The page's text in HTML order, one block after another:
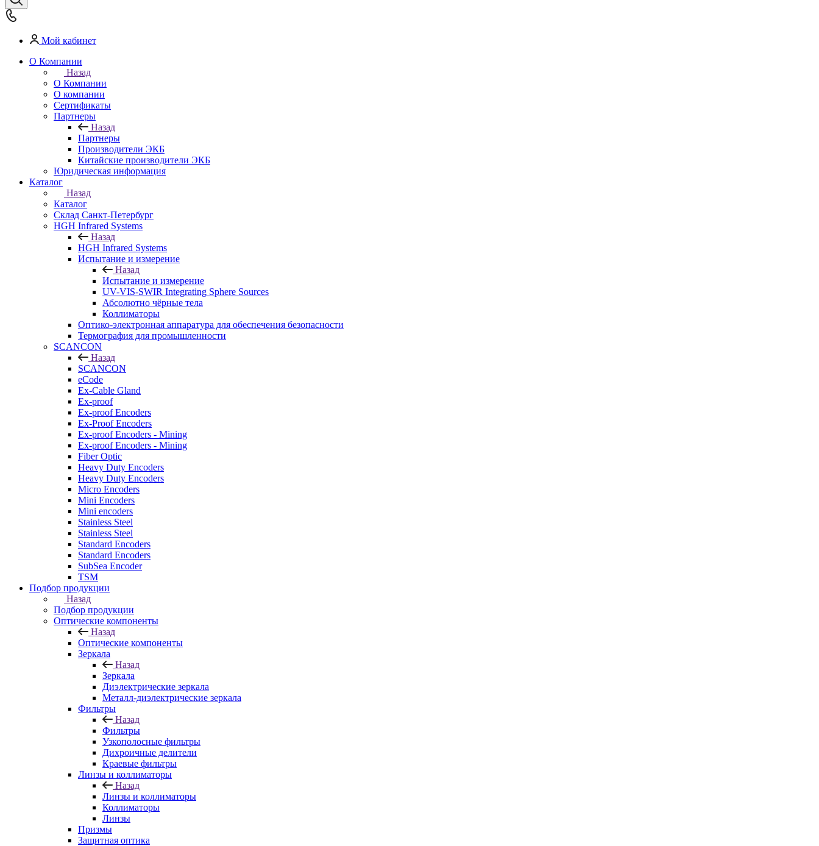
Мой кабинет
О Компании
Назад
О Компании
О компании
Сертификаты
Партнеры
Назад
Партнеры
Производители ЭКБ
Китайские производители ЭКБ
Юридическая информация
Каталог
Назад
Каталог
Cклад Санкт-Петербург
HGH Infrared Systems
Назад
HGH Infrared Systems
Испытание и измерение
Назад
Испытание и измерение
UV-VIS-SWIR Integrating Sphere Sources
Абсолютно чёрные тела
Коллиматоры
Оптико-электронная аппаратура для обеспечения безопасности
Термография для промышленности
SCANCON
Назад
SCANCON
eCode
Ex-Cable Gland
Ex-proof
Ex-proof Encoders
Ex-Proof Encoders
Ex-proof Encoders - Mining
Ex-proof Encoders - Mining
Fiber Optic
Heavy Duty Encoders
Heavy Duty Encoders
Micro Encoders
Mini Encoders
Mini encoders
Stainless Steel
Stainless Steel
Standard Encoders
Standard Encoders
SubSea Encoder
TSM
Подбор продукции
Назад
Подбор продукции
Оптические компоненты
Назад
Оптические компоненты
Зеркала
Назад
Зеркала
Диэлектрические зеркала
Металл-диэлектрические зеркала
Фильтры
Назад
Фильтры
Узкополосные фильтры
Дихроичные делители
Краевые фильтры
Линзы и коллиматоры
Назад
Линзы и коллиматоры
Коллиматоры
Линзы
Призмы
Защитная оптика